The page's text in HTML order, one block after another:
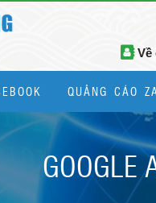
Về
QUẢNG CÁO
GOOGLE